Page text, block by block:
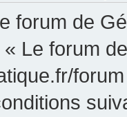
forum de
Le forum